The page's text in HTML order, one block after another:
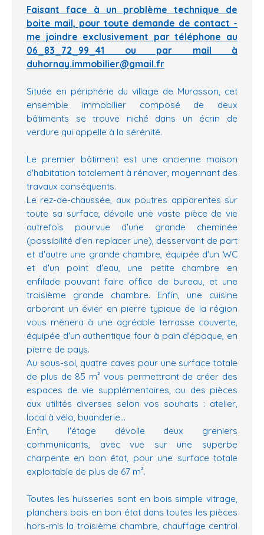
Faisant face à un problème technique de
boite mail, pour toute demande de contact -
me joindre exclusivement par téléphone au
06_83_72_99_41 ou par mail à
duhornay.immobilier@gmail.fr
Située en périphérie du village de Murasson, cet
ensemble immobilier composé de deux
bâtiments se trouve niché dans un écrin de
verdure qui appelle à la sérénité.
Le premier bâtiment est une ancienne maison
d'habitation totalement à rénover, moyennant des
travaux conséquents.
Le rez-de-chaussée, aux poutres apparentes sur
toute sa surface, dévoile une vaste pièce de vie
autrefois pourvue d'une grande cheminée
(possibilité d'en replacer une), desservant de part
et d'autre une grande chambre, équipée d'un WC
et d'un point d'eau, une petite chambre en
enfilade pouvant faire office de bureau, et une
troisième grande chambre. Enfin, une cuisine
arborant un évier en pierre typique de la région
vous mènera à une agréable terrasse couverte,
équipée d'un authentique four à pain d'époque, en
pierre de pays.
Au sous-sol, quatre caves pour une surface totale
de plus de 85 m² vous permettront de créer des
espaces de vie supplémentaires, ou des pièces
aux utilités diverses selon vos souhaits : atelier,
local à vélo, buanderie...
Enfin, l'étage dévoile deux greniers
communicants, avec vue sur une superbe
charpente en bon état, pour une surface totale
exploitable de plus de 67 m².
Toutes les huisseries sont en bois simple vitrage,
planchers bois en bon état dans toutes les pièces
hors-mis la troisième chambre, chauffage central